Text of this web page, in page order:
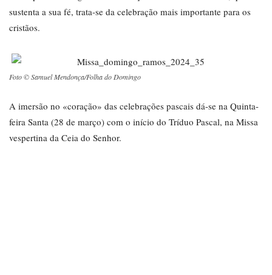
sustenta a sua fé, trata-se da celebração mais importante para os
cristãos.
Foto © Samuel Mendonça/Folha do Domingo
A imersão no «coração» das celebrações pascais dá-se na Quinta-
feira Santa (28 de março) com o início do Tríduo Pascal, na Missa
vespertina da Ceia do Senhor.